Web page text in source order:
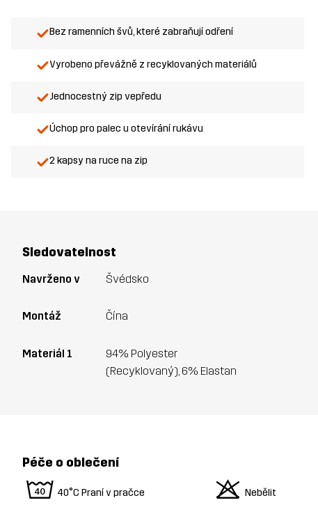
Bez ramenních švů, které zabraňují odření
Vyrobeno převážně z recyklovaných materiálů
Jednocestný zip vepředu
Úchop pro palec u otevírání rukávu
2 kapsy na ruce na zip
Sledovatelnost
Navrženo v Švédsko
Montáž Čína
Materiál 1
94% Polyester
(Recyklovaný), 6% Elastan
Péče o oblečení
8 40°C Praní v pračce o Nebělit